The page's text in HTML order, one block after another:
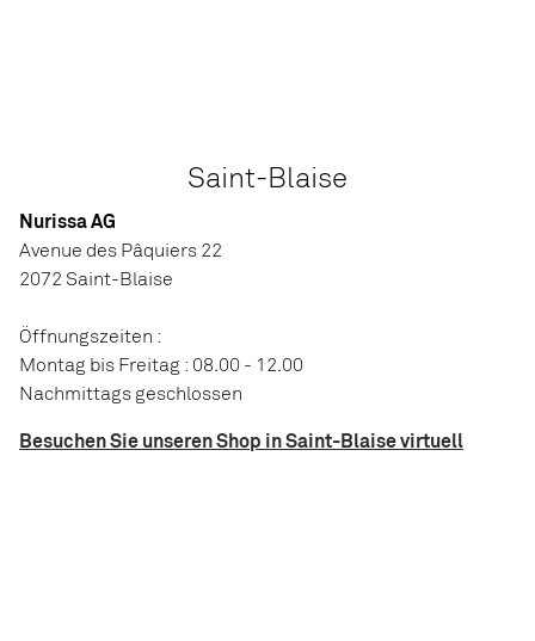
Saint-Blaise
Nurissa AG
Avenue des Pâquiers 22
2072 Saint-Blaise
Öffnungszeiten :
Montag bis Freitag : 08.00 - 12.00
Nachmittags geschlossen
Besuchen Sie unseren Shop in Saint-Blaise virtuell